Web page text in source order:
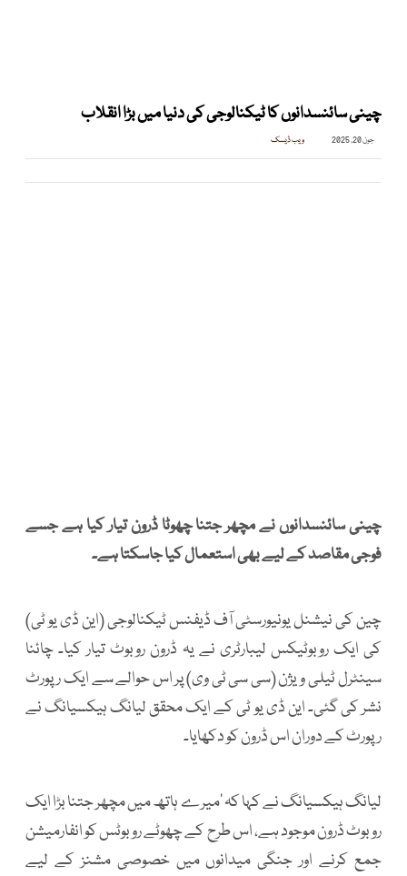
چینی سائنسدانوں کا ٹیکنالوجی کی دنیا میں بڑا انقلاب
جون 20, 2025 ویب ڈیسک
چینی سائنسدانوں نے مچھر جتنا چھوٹا ڈرون تیار کیا ہے جسے
فوجی مقاصد کے لیے بھی استعمال کیا جاسکتا ہے۔
چین کی نیشنل یونیورسٹی آف ڈیفنس ٹیکنالوجی (این ڈی یو ٹی)
کی ایک روبوٹیکس لیبارٹری نے یہ ڈرون روبوٹ تیار کیا۔ چائنا
سینٹرل ٹیلی ویژن (سی سی ٹی وی) پر اس حوالے سے ایک رپورٹ
نشر کی گئی۔ این ڈی یو ٹی کے ایک محقق لیانگ ہیکسیانگ نے
رپورٹ کے دوران اس ڈرون کو دکھایا۔
لیانگ ہیکسیانگ نے کہا کہ 'میرے ہاتھ میں مچھر جتنا بڑا ایک
روبوٹ ڈرون موجود ہے، اس طرح کے چھوٹے روبوٹس کو انفارمیشن
جمع کرنے اور جنگی میدانوں میں خصوصی مشنز کے لیے